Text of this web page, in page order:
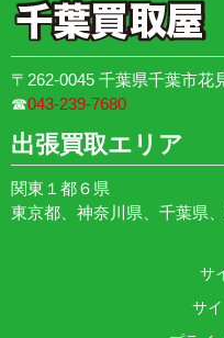
〒262-0045 千葉県千葉市花
☎︎043-239-7680
出張買取エリア
関東１都６県
東京都、神奈川県、千葉県
サ
サ